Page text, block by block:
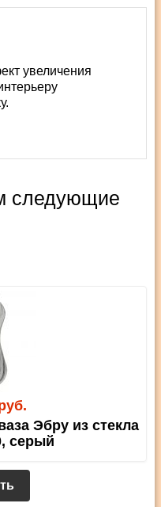
увеличения
следующие
Эбру из стекла
серый